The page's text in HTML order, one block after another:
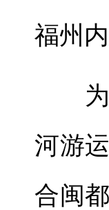
福州
为丰
河游
合闽